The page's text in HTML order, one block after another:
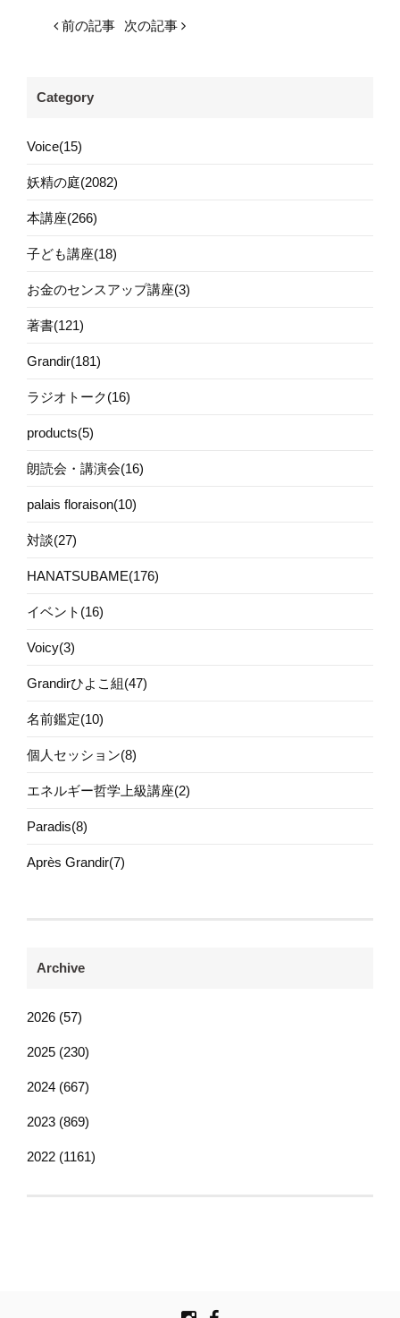
前の記事 次の記事
Category
Voice(15)
妖精の庭(2082)
本講座(266)
子ども講座(18)
お金のセンスアップ講座(3)
著書(121)
Grandir(181)
ラジオトーク(16)
products(5)
朗読会・講演会(16)
palais floraison(10)
対談(27)
HANATSUBAME(176)
イベント(16)
Voicy(3)
Grandirひよこ組(47)
名前鑑定(10)
個人セッション(8)
エネルギー哲学上級講座(2)
Paradis(8)
Après Grandir(7)
Archive
2026 (57)
2025 (230)
2024 (667)
2023 (869)
2022 (1161)